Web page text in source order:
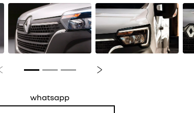
Anterior Próximo
whatsapp